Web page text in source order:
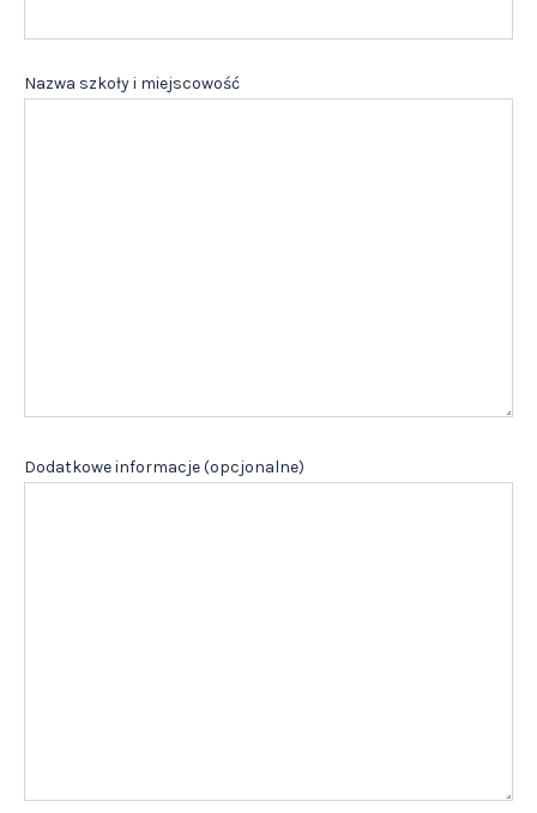
Nazwa szkoły i miejscowość
Dodatkowe informacje (opcjonalne)